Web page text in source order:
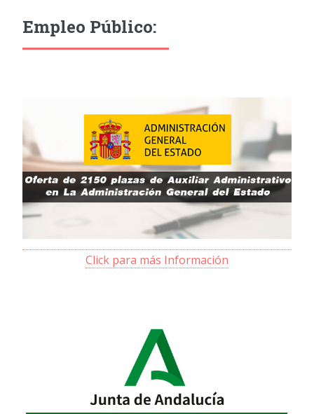
Empleo Público:
Click para más Información